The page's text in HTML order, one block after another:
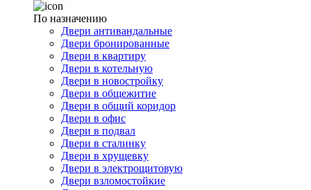
По назначению
Двери антивандальные
Двери бронированные
Двери в квартиру
Двери в котельную
Двери в новостройку
Двери в общежитие
Двери в общий коридор
Двери в офис
Двери в подвал
Двери в сталинку
Двери в хрущевку
Двери в электрощитовую
Двери взломостойкие